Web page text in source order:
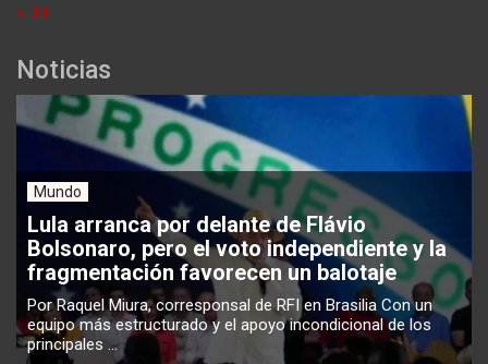
« Jul
Noticias
Mundo
Lula arranca por delante de Flávio
Bolsonaro, pero el voto independiente y la
fragmentación favorecen un balotaje
Por Raquel Miura, corresponsal de RFI en Brasilia Con un
equipo más estructurado y el apoyo incondicional de los
principales ...